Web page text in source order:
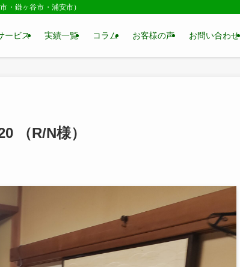
・鎌ヶ谷市・浦安市）
ービス 実績一覧 コラム お客様の声 お問い合わせ
（R/N様）